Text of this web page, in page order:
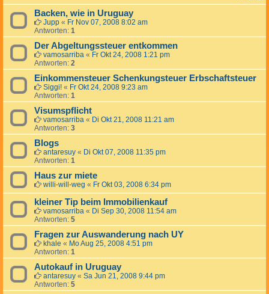
Backen, wie in Uruguay
Jupp « Fr Nov 07, 2008 8:02 am
Antworten: 1
Der Abgeltungssteuer entkommen
vamosarriba « Fr Okt 24, 2008 1:21 pm
Antworten: 2
Einkommensteuer Schenkungsteuer Erbschaftsteuer
Siggi! « Fr Okt 24, 2008 9:23 am
Antworten: 1
Visumspflicht
vamosarriba « Di Okt 21, 2008 11:21 am
Antworten: 3
Blogs
antaresuy « Di Okt 07, 2008 11:35 pm
Antworten: 1
Haus zur miete
willi-will-weg « Fr Okt 03, 2008 6:34 pm
kleiner Tip beim Immobilienkauf
vamosarriba « Di Sep 30, 2008 11:54 am
Antworten: 5
Fragen zur Auswanderung nach UY
khale « Mo Aug 25, 2008 4:51 pm
Antworten: 1
Autokauf in Uruguay
antaresuy « Sa Jun 21, 2008 9:44 pm
Antworten: 5